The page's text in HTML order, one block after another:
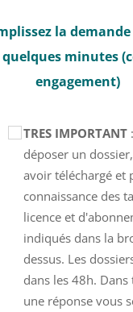
la
quelques minutes
engagement)
TRES IMPORTANT
déposer un
avoir téléchargé et
connaissance des
licence et
indiqués dans la
dessus. Les
dans les 48h. Dans
une réponse vous